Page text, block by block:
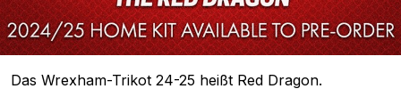
Das Wrexham-Trikot 24-25 heißt Red Dragon.